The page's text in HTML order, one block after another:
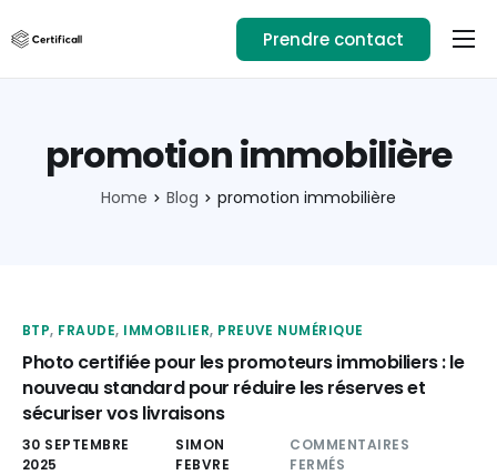
Usages
Téléchargez l’app
Prendre contact
promotion immobilière
Home Blog promotion immobilière
BTP, FRAUDE, IMMOBILIER, PREUVE NUMÉRIQUE
Photo certifiée pour les promoteurs immobiliers : le
nouveau standard pour réduire les réserves et
sécuriser vos livraisons
30 SEPTEMBRE
2025
SIMON
FEBVRE
COMMENTAIRES
FERMÉS